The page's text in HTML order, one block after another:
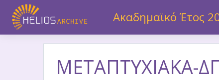
Ακαδημαϊκό Έτος
Μετάβαση στο κεντρικό περιεχόμενο
ΜΕΤΑΠΤΥΧΙΑΚΑ-